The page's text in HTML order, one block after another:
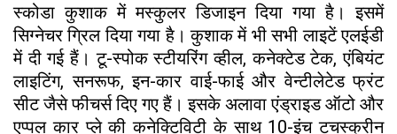
स्कोडा कुशाक में मस्कुलर डिजाइन दिया गया है। इसमें
सिग्नेचर ग्रिल दिया गया है। कुशाक में भी सभी लाइटें एलईडी
में दी गई हैं। टू-स्पोक स्टीयरिंग व्हील, कनेक्टेड टेक, एंबियंट
लाइटिंग, सनरूफ, इन-कार वाई-फाई और वेन्टीलेटेड फ्रंट
सीट जैसे फीचर्स दिए गए हैं। इसके अलावा एंड्राइड ऑटो और
एप्पल कार प्ले की कनेक्टिविटी के साथ 10-इंच टचस्क्रीन